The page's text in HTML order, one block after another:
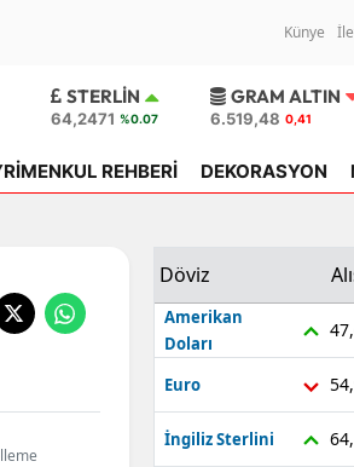
Künye
STERLIN
64,2471 %0.07
GRAM ALTIN
6.519,48 0,41
REHBERİ DEKORASYON
Döviz
Amerikan
Doları
Euro
İngiliz Sterlini